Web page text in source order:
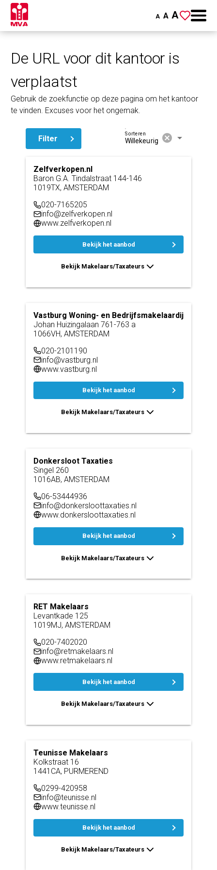
A A A
De URL voor dit kantoor is
verplaatst
Gebruik de zoekfunctie op deze pagina om het kantoor
te vinden. Excuses voor het ongemak.
Filter Willekeurig
Sorteren cancel arrow_drop_down
Zelfverkopen.nl
Baron G.A. Tindalstraat 144-146
1019TX, AMSTERDAM
020-7165205
info@zelfverkopen.nl
www.zelfverkopen.nl
Bekijk het aanbod
Bekijk Makelaars/Taxateurs
Vastburg Woning- en Bedrijfsmakelaardij
Johan Huizingalaan 761-763 a
1066VH, AMSTERDAM
020-2101190
info@vastburg.nl
www.vastburg.nl
Bekijk het aanbod
Bekijk Makelaars/Taxateurs
Donkersloot Taxaties
Singel 260
1016AB, AMSTERDAM
06-53444936
info@donkersloottaxaties.nl
www.donkersloottaxaties.nl
Bekijk het aanbod
Bekijk Makelaars/Taxateurs
RET Makelaars
Levantkade 125
1019MJ, AMSTERDAM
020-7402020
info@retmakelaars.nl
www.retmakelaars.nl
Bekijk het aanbod
Bekijk Makelaars/Taxateurs
Teunisse Makelaars
Kolkstraat 16
1441CA, PURMEREND
0299-420958
info@teunisse.nl
www.teunisse.nl
Bekijk het aanbod
Bekijk Makelaars/Taxateurs